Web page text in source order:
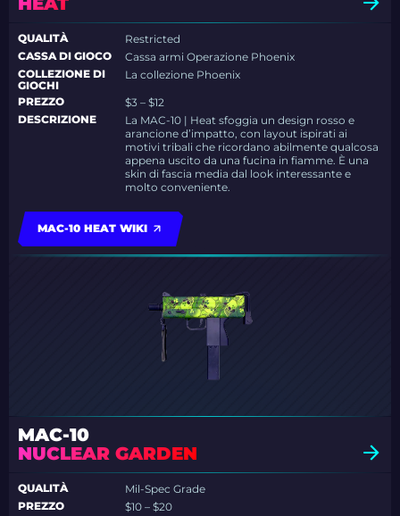
QUALITÀ
Restricted
CASSA DI GIOCO
Cassa armi Operazione Phoenix
COLLEZIONE DI
GIOCHI
La collezione Phoenix
PREZZO
$3 – $12
DESCRIZIONE
La MAC-10 | Heat sfoggia un design rosso e
arancione d’impatto, con layout ispirati ai
motivi tribali che ricordano abilmente qualcosa
appena uscito da una fucina in fiamme. È una
skin di fascia media dal look interessante e
molto conveniente.
MAC-10 HEAT WIKI
MAC-10
NUCLEAR GARDEN
QUALITÀ
Mil-Spec Grade
PREZZO
$10 – $20